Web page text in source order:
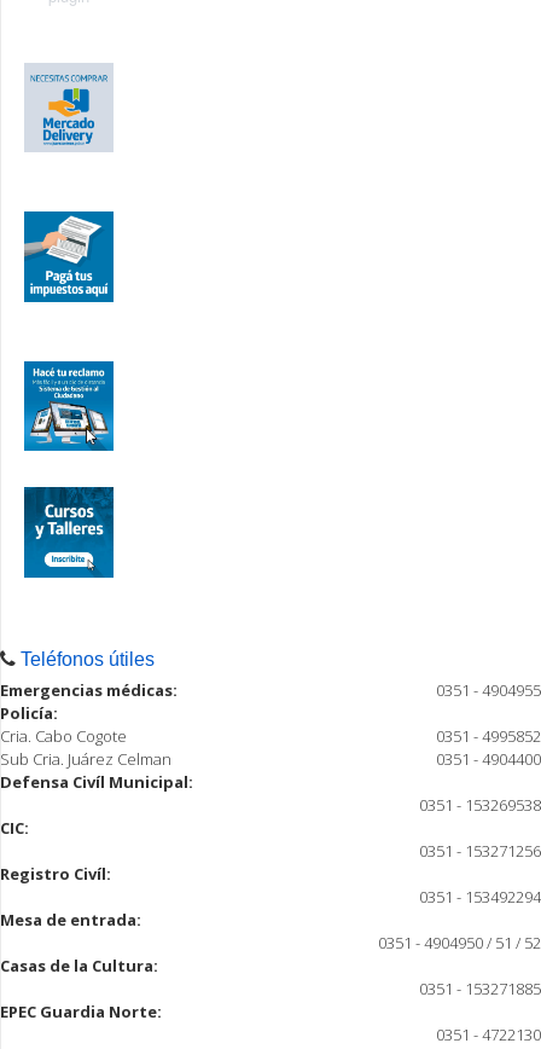
Teléfonos útiles
Emergencias médicas:
0351 - 4904955
Policía:
Cria. Cabo Cogote
0351 - 4995852
Sub Cria. Juárez Celman
0351 - 4904400
Defensa Civíl Municipal:
0351 - 153269538
CIC:
0351 - 153271256
Registro Civíl:
0351 - 153492294
Mesa de entrada:
0351 - 4904950 / 51 / 52
Casas de la Cultura:
0351 - 153271885
EPEC Guardia Norte:
0351 - 4722130